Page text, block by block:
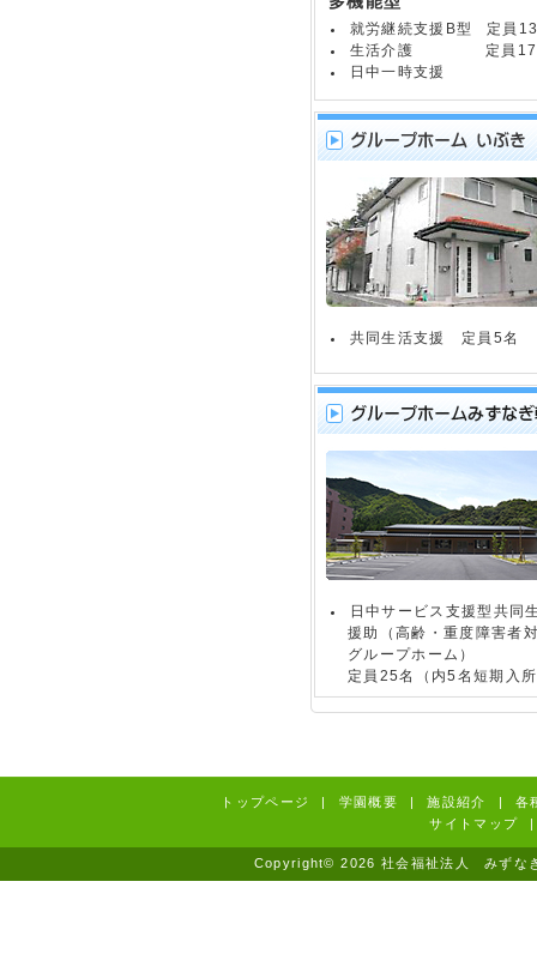
就労継続支援B型
定員
生活介護
定員
日中一時支援
共同生活支援 定員5名
日中サービス支援型共同
援助（高齢・重度障害者
グループホーム）
定員25名（内5名短期入
トップページ | 学園概要 | 施設紹介 |
各
サイトマップ
|
Copyright© 2026 社会福祉法人 み